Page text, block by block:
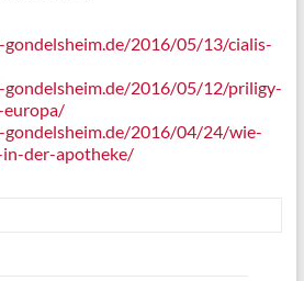
2016/05/13/cialis-
2016/05/12/priligy-
2016/04/24/wie-
der-apotheke/